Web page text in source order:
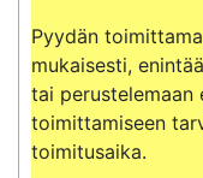
Pyydän
mukaisesti,
tai perustelemaan
toimittamiseen
toimitusaika.